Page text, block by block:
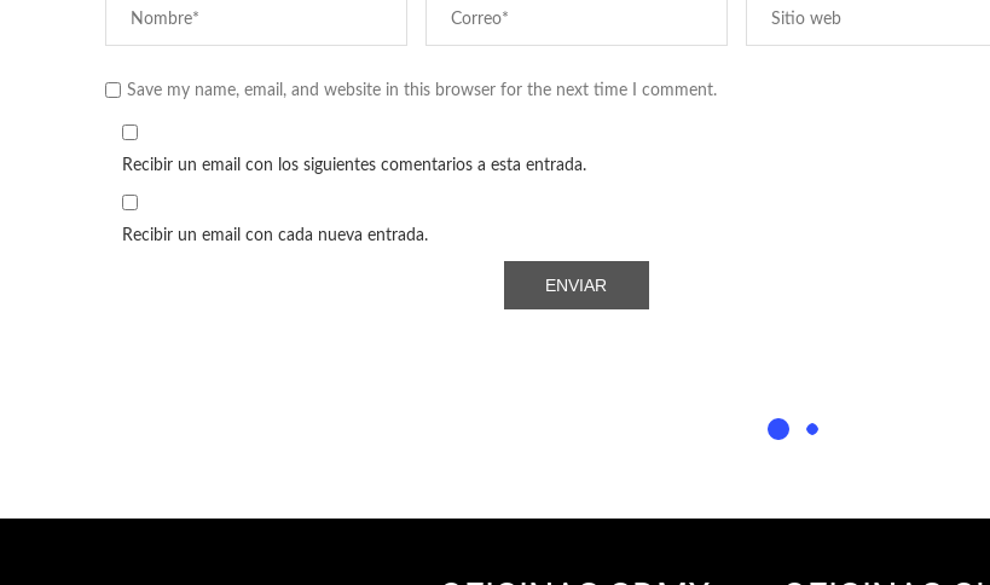
Save my name, email, and website in this browser for the next time I comment.
Recibir un email con los siguientes comentarios a esta entrada.
Recibir un email con cada nueva entrada.